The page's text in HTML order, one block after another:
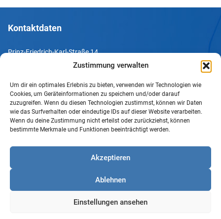
Zustimmung verwalten
Um dir ein optimales Erlebnis zu bieten, verwenden wir Technologien wie
Cookies, um Geräteinformationen zu speichern und/oder darauf
zuzugreifen. Wenn du diesen Technologien zustimmst, können wir Daten
wie das Surfverhalten oder eindeutige IDs auf dieser Website verarbeiten.
Wenn du deine Zustimmung nicht erteilst oder zurückziehst, können
bestimmte Merkmale und Funktionen beeinträchtigt werden.
Akzeptieren
Ablehnen
Einstellungen ansehen
Kontaktdaten
Prinz-Friedrich-Karl-Straße 14
Tel. +49 231 952052-10
Fax +49 231 952052-60
e-Mail info@uv-do.de
Internet www.uv-do.de
Impressum